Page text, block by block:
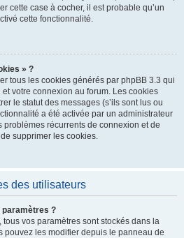
cette case à cocher, il est probable qu’un
cette fonctionnalité.
» ?
tous les cookies générés par phpBB 3.3 qui
votre connexion au forum. Les cookies
le statut des messages (s’ils sont lus ou
a été activée par un administrateur
problèmes récurrents de connexion et de
supprimer les cookies.
des utilisateurs
paramètres ?
vos paramètres sont stockés dans la
pouvez les modifier depuis le panneau de